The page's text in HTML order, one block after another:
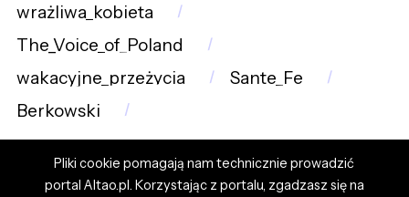
wrażliwa_kobieta
The_Voice_of_Poland
wakacyjne_przeżycia
Sante_Fe
Berkowski
Pliki cookie pomagają nam technicznie prowadzić
portal Altao.pl. Korzystając z portalu, zgadzasz się na